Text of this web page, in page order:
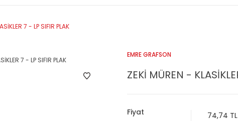
7 - LP SIFIR PLAK
EMRE GRAFSON
ZEKİ MÜREN -
Fiyat
74,74